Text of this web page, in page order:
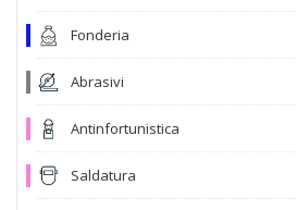
Fonderia
Abrasivi
Antinfortunistica
Saldatura